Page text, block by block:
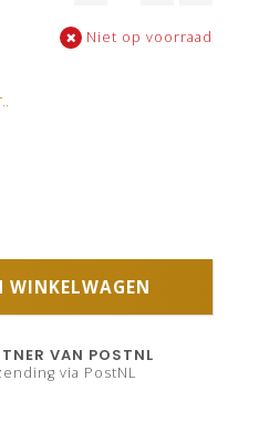
Niet op voorraad
WINKELWAGEN
VAN POSTNL
via PostNL